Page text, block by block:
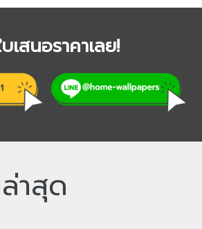
เสนอราคาเลย!
าสุด